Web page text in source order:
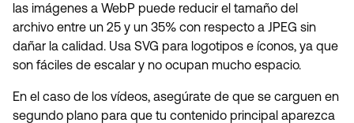
las imágenes a WebP puede reducir el tamaño del
archivo entre un 25 y un 35% con respecto a JPEG sin
dañar la calidad. Usa SVG para logotipos e íconos, ya que
son fáciles de escalar y no ocupan mucho espacio.
En el caso de los vídeos, asegúrate de que se carguen en
segundo plano para que tu contenido principal aparezca